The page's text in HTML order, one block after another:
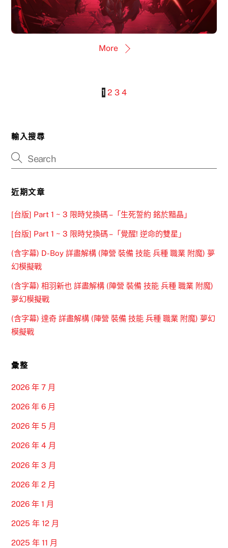
More
1 2 3 4
輸入搜尋
近期文章
[台版] Part 1 ~ 3 限時兌換碼 –「生死誓約 銘於黯晶」
[台版] Part 1 ~ 3 限時兌換碼 –「覺醒! 逆命的雙星」
(含字幕) D-Boy 詳盡解構 (陣營 裝備 技能 兵種 職業 附魔) 夢
幻模擬戰
(含字幕) 相羽新也 詳盡解構 (陣營 裝備 技能 兵種 職業 附魔)
夢幻模擬戰
(含字幕) 達奇 詳盡解構 (陣營 裝備 技能 兵種 職業 附魔) 夢幻
模擬戰
彙整
2026 年 7 月
2026 年 6 月
2026 年 5 月
2026 年 4 月
2026 年 3 月
2026 年 2 月
2026 年 1 月
2025 年 12 月
2025 年 11 月